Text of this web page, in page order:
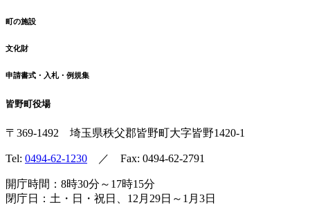
町の施設
文化財
申請書式・入札・例規集
皆野町役場
〒369-1492 埼玉県秩父郡皆野町大字皆野1420-1
Tel: 0494-62-1230 ／ Fax: 0494-62-2791
開庁時間：8時30分～17時15分
閉庁日：土・日・祝日、12月29日～1月3日